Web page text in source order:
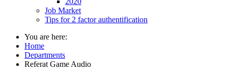
Job Market
Tips for 2 factor authentification
You are here:
Home
Departments
Referat Game Audio